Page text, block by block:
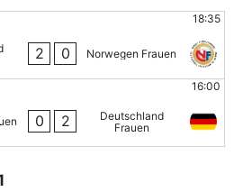
18:35
2 0 Norwegen Frauen
16:00
0 2
Deutschland
Frauen